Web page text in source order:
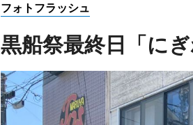
フォトフラッシュ
黒船祭最終日「に